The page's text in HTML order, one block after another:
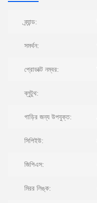
ব্র্যান্ড:
সমর্থন:
প্রোডাক্ট নম্বর:
ব্লুটুথ:
গাড়ির জন্য উপযুক্ত:
সিপিইউ:
জিপিএস:
মিরর লিঙ্ক: